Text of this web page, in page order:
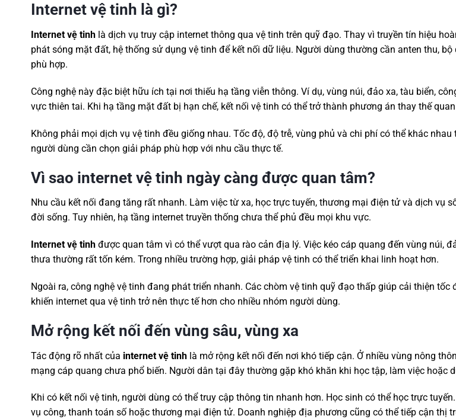
Internet vệ tinh là gì?
Internet vệ tinh là dịch vụ truy cập internet thông qua vệ tinh trên quỹ đạo. Thay vì truyền tín hiệu
phát sóng mặt đất, hệ thống sử dụng vệ tinh để kết nối dữ liệu. Người dùng thường cần anten thu,
phù hợp.
Công nghệ này đặc biệt hữu ích tại nơi thiếu hạ tầng viễn thông. Ví dụ, vùng núi, đảo xa, tàu biển,
vực thiên tai. Khi hạ tầng mặt đất bị hạn chế, kết nối vệ tinh có thể trở thành phương án thay thế
Không phải mọi dịch vụ vệ tinh đều giống nhau. Tốc độ, độ trễ, vùng phủ và chi phí có thể khác nhau
người dùng cần chọn giải pháp phù hợp với nhu cầu thực tế.
Vì sao internet vệ tinh ngày càng được quan tâm?
Nhu cầu kết nối đang tăng rất nhanh. Làm việc từ xa, học trực tuyến, thương mại điện tử và dịch vụ
đời sống. Tuy nhiên, hạ tầng internet truyền thống chưa thể phủ đều mọi khu vực.
Internet vệ tinh được quan tâm vì có thể vượt qua rào cản địa lý. Việc kéo cáp quang đến vùng núi,
thưa thường rất tốn kém. Trong nhiều trường hợp, giải pháp vệ tinh có thể triển khai linh hoạt hơn.
Ngoài ra, công nghệ vệ tinh đang phát triển nhanh. Các chòm vệ tinh quỹ đạo thấp giúp cải thiện tốc
khiến internet qua vệ tinh trở nên thực tế hơn cho nhiều nhóm người dùng.
Mở rộng kết nối đến vùng sâu, vùng xa
Tác động rõ nhất của internet vệ tinh là mở rộng kết nối đến nơi khó tiếp cận. Ở nhiều vùng nông
mạng cáp quang chưa phổ biến. Người dân tại đây thường gặp khó khăn khi học tập, làm việc hoặc
Khi có kết nối vệ tinh, người dùng có thể truy cập thông tin nhanh hơn. Học sinh có thể học trực
vụ công, thanh toán số hoặc thương mại điện tử. Doanh nghiệp địa phương cũng có thể tiếp cận thị